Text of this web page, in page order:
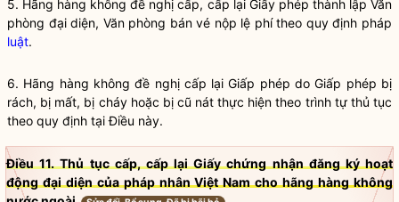
5. Hãng hàng không đề nghị cấp, cấp lại Giấy phép thành lập Văn
phòng đại diện, Văn phòng bán vé nộp lệ phí theo quy định pháp
luật.
6. Hãng hàng không đề nghị cấp lại Giấp phép do Giấp phép bị
rách, bị mất, bị cháy hoặc bị cũ nát thực hiện theo trình tự thủ tục
theo quy định tại Điều này.
Điều 11. Thủ tục cấp, cấp lại Giấy chứng nhận đăng ký hoạt
động đại diện của pháp nhân Việt Nam cho hãng hàng không